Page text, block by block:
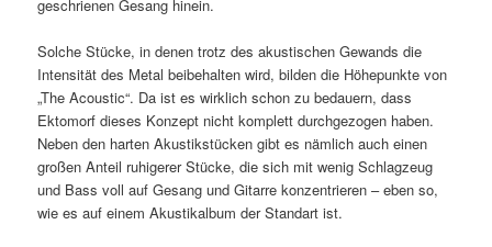
geschrienen Gesang hinein.
Solche Stücke, in denen trotz des akustischen Gewands die
Intensität des Metal beibehalten wird, bilden die Höhepunkte von
„The Acoustic“. Da ist es wirklich schon zu bedauern, dass
Ektomorf dieses Konzept nicht komplett durchgezogen haben.
Neben den harten Akustikstücken gibt es nämlich auch einen
großen Anteil ruhigerer Stücke, die sich mit wenig Schlagzeug
und Bass voll auf Gesang und Gitarre konzentrieren – eben so,
wie es auf einem Akustikalbum der Standart ist.